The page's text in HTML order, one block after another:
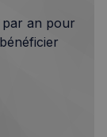
an pour